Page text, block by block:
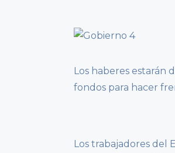
Los haberes estarán
fondos para hacer
Los trabajadores del